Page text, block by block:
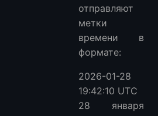
отправляют
метки
времени в
формате:
2026-01-28
19:42:10 UTC
28 января